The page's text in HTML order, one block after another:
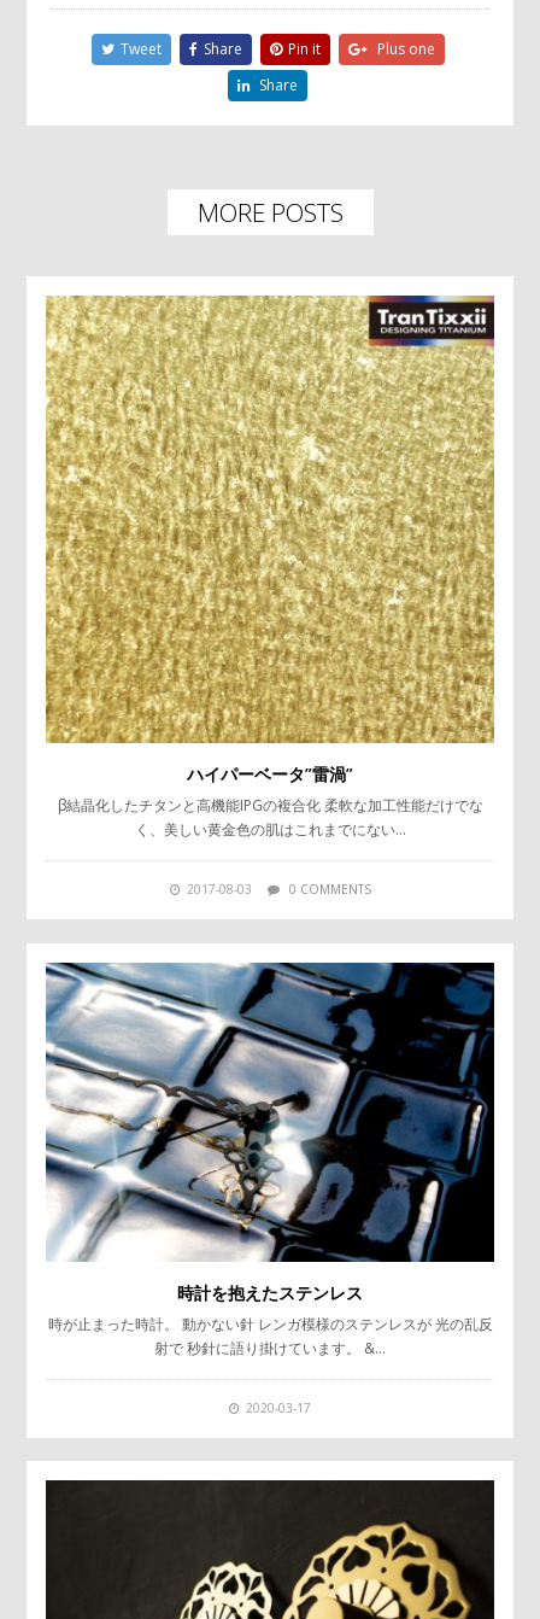
Tweet Share Pin it
Plus one
Share
MORE POSTS
ハイパーベータ”雷渦”
β結晶化したチタンと高機能IPGの複合化 柔軟な加工性能だけでな
く、美しい黄金色の肌はこれまでにない…
2017-08-03 0 COMMENTS
時計を抱えたステンレス
時が止まった時計。 動かない針 レンガ模様のステンレスが 光の乱反
射で 秒針に語り掛けています。 &…
2020-03-17